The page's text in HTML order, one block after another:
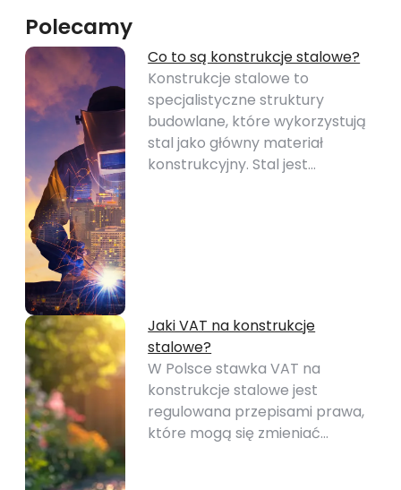
Polecamy
Co to są konstrukcje stalowe?
Konstrukcje stalowe to
specjalistyczne struktury
budowlane, które wykorzystują
stal jako główny materiał
konstrukcyjny. Stal jest…
Jaki VAT na konstrukcje
stalowe?
W Polsce stawka VAT na
konstrukcje stalowe jest
regulowana przepisami prawa,
które mogą się zmieniać…